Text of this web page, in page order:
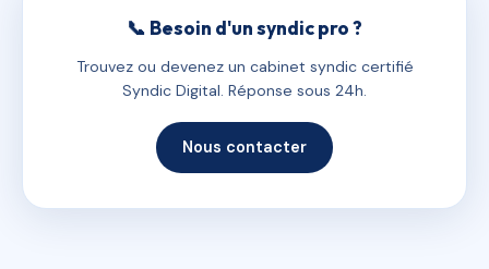
📞 Besoin d'un syndic pro ?
Trouvez ou devenez un cabinet syndic certifié
Syndic Digital. Réponse sous 24h.
Nous contacter